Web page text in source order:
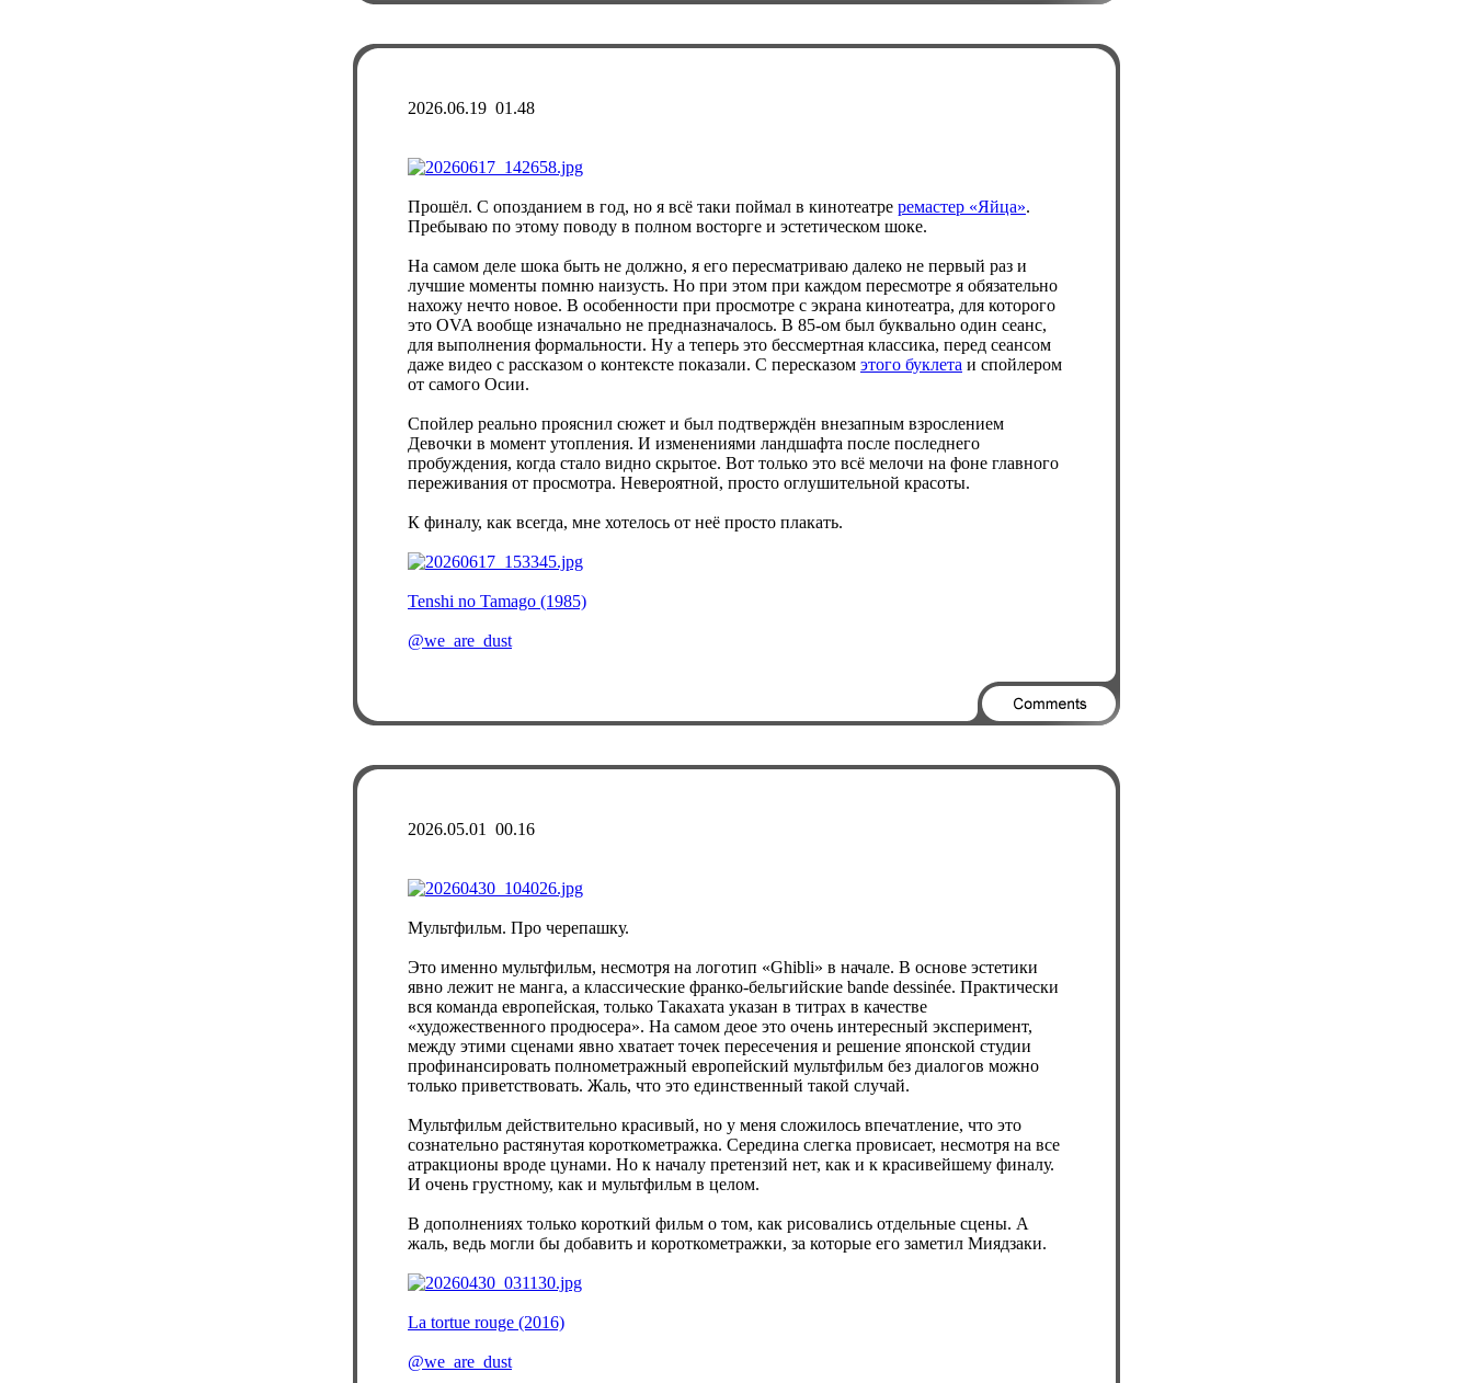
2026.06.19 01.48
Прошёл. С опозданием в год, но я всё таки поймал в кинотеатре ремастер «Яйца».
Пребываю по этому поводу в полном восторге и эстетическом шоке.
На самом деле шока быть не должно, я его пересматриваю далеко не первый раз и
лучшие моменты помню наизусть. Но при этом при каждом пересмотре я обязательно
нахожу нечто новое. В особенности при просмотре с экрана кинотеатра, для которого
это OVA вообще изначально не предназначалось. В 85-ом был буквально один сеанс,
для выполнения формальности. Ну а теперь это бессмертная классика, перед сеансом
даже видео с рассказом о контексте показали. С пересказом этого буклета и спойлером
от самого Осии.
Спойлер реально прояснил сюжет и был подтверждён внезапным взрослением
Девочки в момент утопления. И изменениями ландшафта после последнего
пробуждения, когда стало видно скрытое. Вот только это всё мелочи на фоне главного
переживания от просмотра. Невероятной, просто оглушительной красоты.
К финалу, как всегда, мне хотелось от неё просто плакать.
Tenshi no Tamago (1985)
@we_are_dust
2026.05.01 00.16
Мультфильм. Про черепашку.
Это именно мультфильм, несмотря на логотип «Ghibli» в начале. В основе эстетики
явно лежит не манга, а классические франко-бельгийские bande dessinée. Практически
вся команда европейская, только Такахата указан в титрах в качестве
«художественного продюсера». На самом деое это очень интересный эксперимент,
между этими сценами явно хватает точек пересечения и решение японской студии
профинансировать полнометражный европейский мультфильм без диалогов можно
только приветствовать. Жаль, что это единственный такой случай.
Мультфильм действительно красивый, но у меня сложилось впечатление, что это
сознательно растянутая короткометражка. Середина слегка провисает, несмотря на все
атракционы вроде цунами. Но к началу претензий нет, как и к красивейшему финалу.
И очень грустному, как и мультфильм в целом.
В дополнениях только короткий фильм о том, как рисовались отдельные сцены. А
жаль, ведь могли бы добавить и короткометражки, за которые его заметил Миядзаки.
La tortue rouge (2016)
@we_are_dust